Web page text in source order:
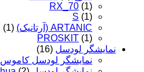
RX_70 (1)
S (1)
ARTANIC (آرتانیک)
(1)
PROSKIT (1)
نمایشگر لودسل (16)
نمایشگر لودسل کاموس